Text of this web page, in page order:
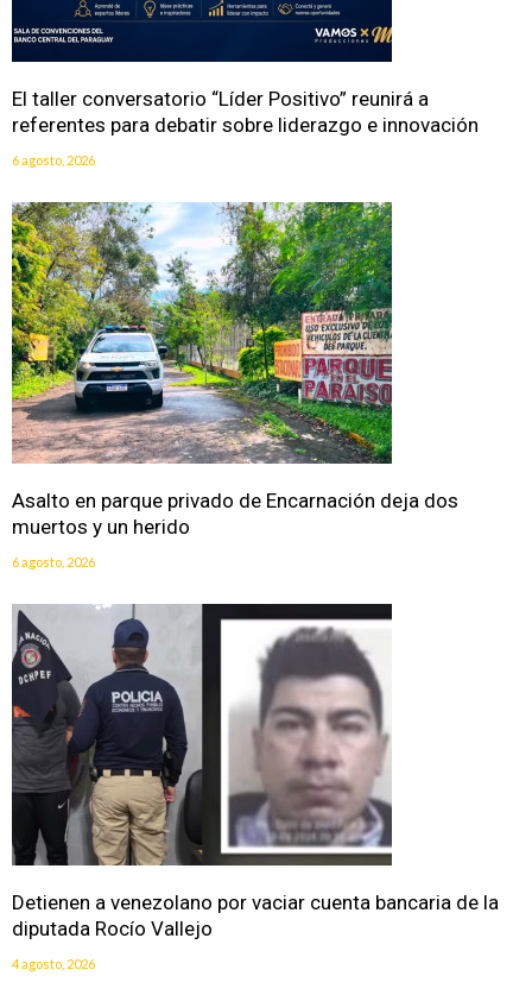
El taller conversatorio “Líder Positivo” reunirá a
referentes para debatir sobre liderazgo e innovación
6 agosto, 2026
Asalto en parque privado de Encarnación deja dos
muertos y un herido
6 agosto, 2026
Detienen a venezolano por vaciar cuenta bancaria de la
diputada Rocío Vallejo
4 agosto, 2026